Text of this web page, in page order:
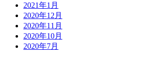
2021年1月
2020年12月
2020年11月
2020年10月
2020年7月